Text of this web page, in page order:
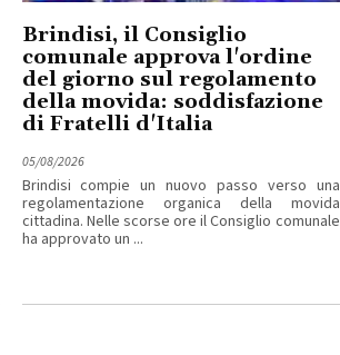
Brindisi, il Consiglio
comunale approva l'ordine
del giorno sul regolamento
della movida: soddisfazione
di Fratelli d'Italia
05/08/2026
Brindisi compie un nuovo passo verso una
regolamentazione organica della movida
cittadina. Nelle scorse ore il Consiglio comunale
ha approvato un ...